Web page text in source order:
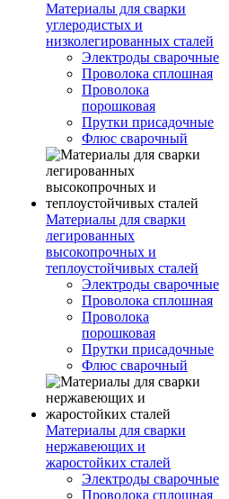
Материалы для сварки
углеродистых и
низколегированных сталей
Электроды сварочные
Проволока сплошная
Проволока
порошковая
Прутки присадочные
Флюс сварочный
Материалы для сварки
легированных
высокопрочных и
теплоустойчивых сталей
Электроды сварочные
Проволока сплошная
Проволока
порошковая
Прутки присадочные
Флюс сварочный
Материалы для сварки
нержавеющих и
жаростойких сталей
Электроды сварочные
Проволока сплошная